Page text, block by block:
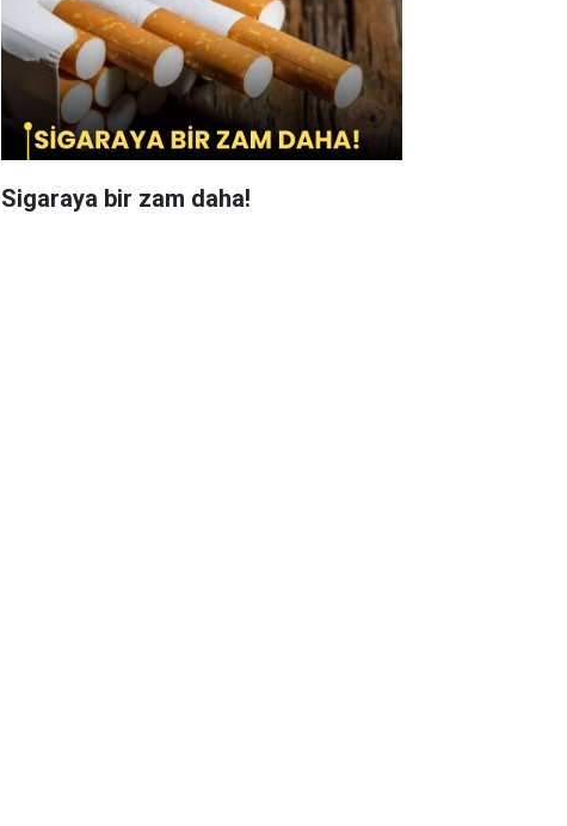
Sigaraya bir zam daha!